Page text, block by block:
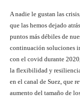
A nadie le gustan las
que las hemos dejado
puntos más débiles de
continuación soluciones
con el covid durante
la flexibilidad y
en el canal de Suez, que
aumento del tamaño de